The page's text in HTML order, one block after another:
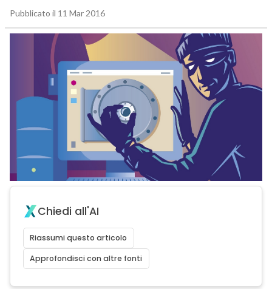
Pubblicato il 11 Mar 2016
Chiedi all'AI
Riassumi questo articolo
Approfondisci con altre fonti